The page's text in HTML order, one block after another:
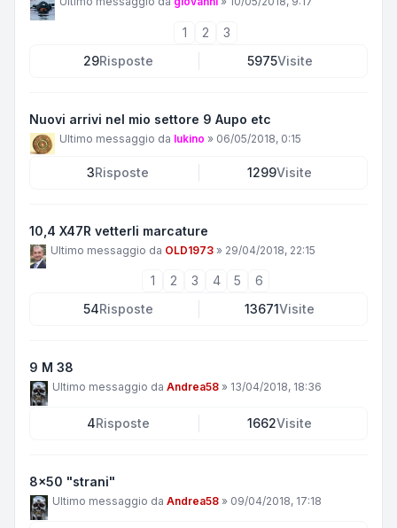
1 2
3
29Risposte 5975Visite
Nuovi arrivi nel mio settore 9 Aupo etc
Ultimo messaggio da lukino » 06/05/2018, 0:15
3Risposte 1299Visite
10,4 X47R vetterli marcature
Ultimo messaggio da OLD1973 » 29/04/2018, 22:15
1 2 3 4 5
6
54Risposte 13671Visite
9 M 38
Ultimo messaggio da Andrea58 » 13/04/2018, 18:36
4Risposte 1662Visite
8x50 "strani"
Ultimo messaggio da Andrea58 » 09/04/2018, 17:18